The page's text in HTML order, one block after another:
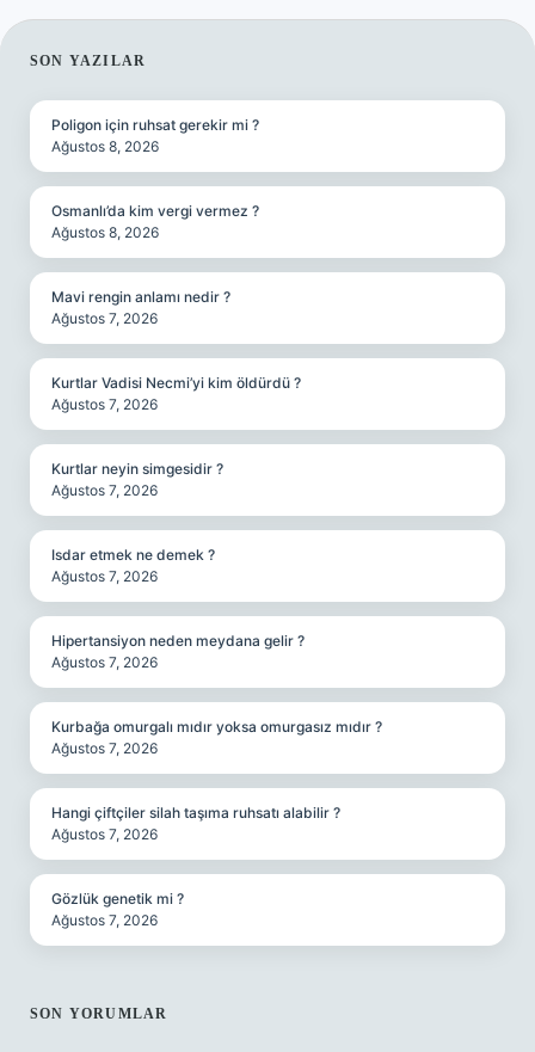
SIDEBAR
SON YAZILAR
Poligon için ruhsat gerekir mi ?
Ağustos 8, 2026
Osmanlı’da kim vergi vermez ?
Ağustos 8, 2026
Mavi rengin anlamı nedir ?
Ağustos 7, 2026
Kurtlar Vadisi Necmi’yi kim öldürdü ?
Ağustos 7, 2026
Kurtlar neyin simgesidir ?
Ağustos 7, 2026
Isdar etmek ne demek ?
Ağustos 7, 2026
Hipertansiyon neden meydana gelir ?
Ağustos 7, 2026
Kurbağa omurgalı mıdır yoksa omurgasız mıdır ?
Ağustos 7, 2026
Hangi çiftçiler silah taşıma ruhsatı alabilir ?
Ağustos 7, 2026
Gözlük genetik mi ?
Ağustos 7, 2026
SON YORUMLAR